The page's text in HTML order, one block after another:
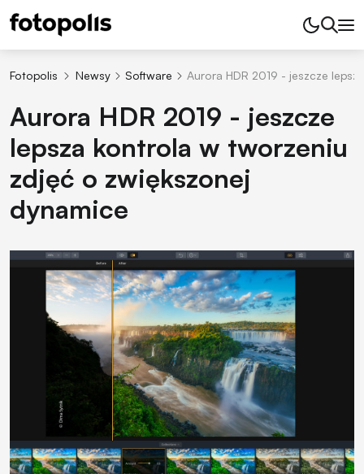
Fotopolis Newsy Software Aurora HDR 2019 - jeszcze
Aurora HDR 2019 - jeszcze
lepsza kontrola w tworzeniu
zdjęć o zwiększonej
dynamice